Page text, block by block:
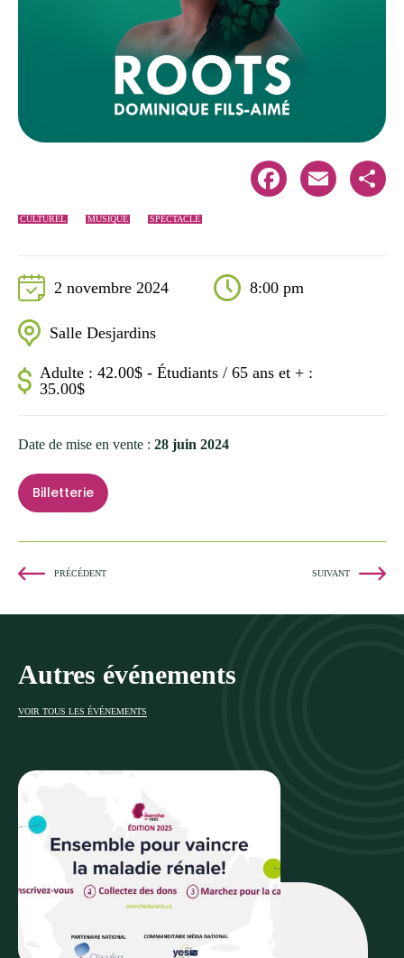
CULTUREL MUSIQUE SPECTACLE
Facebook Email Share
2 novembre 2024 8:00 pm
Salle Desjardins
Adulte : 42.00$ - Étudiants / 65 ans et + :
35.00$
Date de mise en vente : 28 juin 2024
Billetterie
PRÉCÉDENT SUIVANT
Autres événements
VOIR TOUS LES ÉVÉNEMENTS